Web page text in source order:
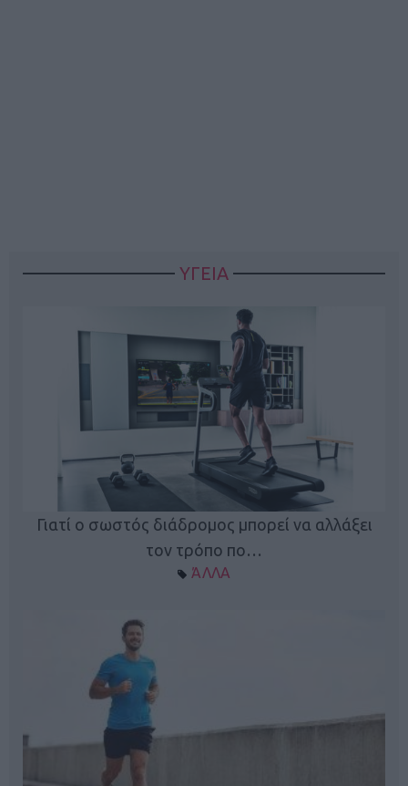
ΥΓΕΙΑ
Γιατί ο σωστός διάδρομος μπορεί να αλλάξει
τον τρόπο πο…
ΆΛΛΑ